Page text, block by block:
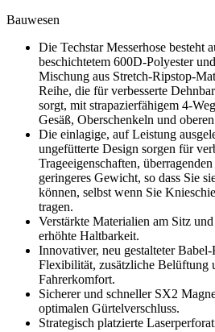
Bauwesen
Die Techstar Messerhose besteht
beschichtetem 600D-Polyester
Mischung aus Stretch-Ripstop-
Reihe, die für verbesserte
sorgt, mit strapazierfähigem 4-
Gesäß, Oberschenkeln und
Die einlagige, auf Leistung
ungefütterte Design sorgen für
Trageeigenschaften,
geringeres Gewicht, so dass Sie
können, selbst wenn Sie
tragen.
Verstärkte Materialien am Sitz
erhöhte Haltbarkeit.
Innovativer, neu gestalteter
Flexibilität, zusätzliche Belüftung
Fahrerkomfort.
Sicherer und schneller SX2
optimalen Gürtelverschluss.
Strategisch platzierte